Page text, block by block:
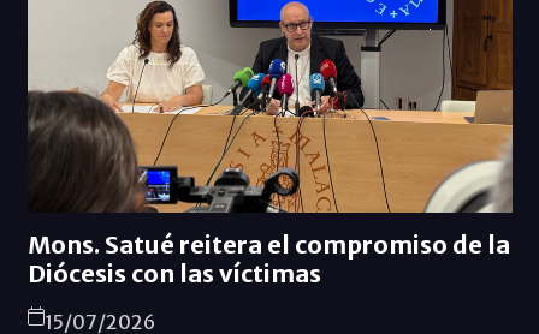
Mons. Satué reitera el compromiso de la
Diócesis con las víctimas
15/07/2026